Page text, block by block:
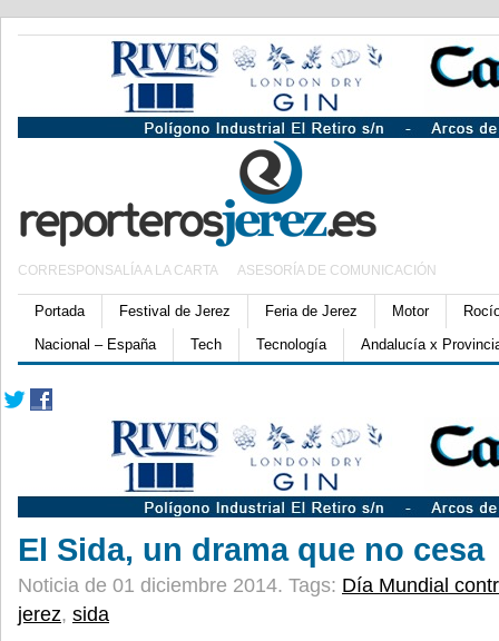
CORRESPONSALÍA A LA CARTA ASESORÍA DE COMUNICACIÓN
Portada Festival de Jerez Feria de Jerez Motor
Nacional – España
Tech Tecnología Andalucía x
El Sida, un drama que no cesa
Noticia de 01 diciembre 2014. Tags: Día Mundial
jerez, sida